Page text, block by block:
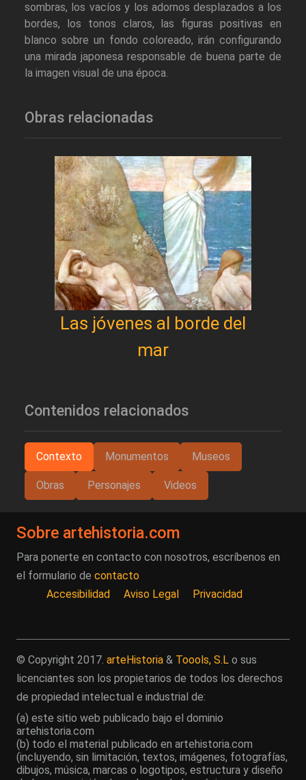
sombras, los vacíos y los adornos desplazados a los
bordes, los tonos claros, las figuras positivas en
blanco sobre un fondo coloreado, irán configurando
una mirada japonesa responsable de buena parte de
la imagen visual de una época.
Obras relacionadas
Las jóvenes al borde del
mar
Contenidos relacionados
Contexto Monumentos Museos
Obras Personajes Videos
Sobre artehistoria.com
Para ponerte en contacto con nosotros, escríbenos en
el formulario de contacto
Accesibilidad
Aviso Legal Privacidad
© Copyright 2017. arteHistoria & Toools, S.L o sus
licenciantes son los propietarios de todos los derechos
de propiedad intelectual e industrial de:
(a) este sitio web publicado bajo el dominio
artehistoria.com
(b) todo el material publicado en artehistoria.com
(incluyendo, sin limitación, textos, imágenes, fotografías,
dibujos, música, marcas o logotipos, estructura y diseño